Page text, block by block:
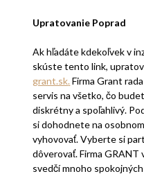
Upratovanie Poprad
Ak hľadáte kdekoľvek v
skúste tento link,
grant.sk. Firma Grant
servis na všetko, čo
diskrétny a spoľahlivý.
si dohodnete na
vyhovovať. Vyberte si
dôverovať. Firma GRANT
svedčí mnoho spokojných